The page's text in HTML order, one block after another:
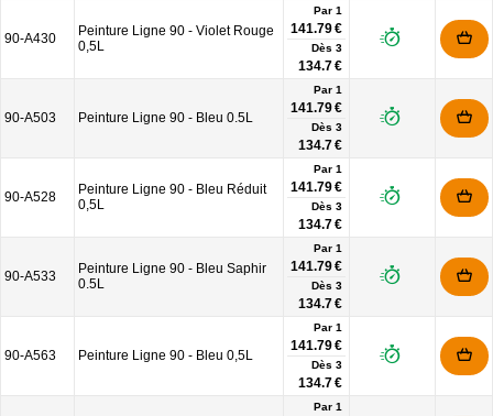
90-A430
Peinture Ligne 90 - Violet Rouge
0,5L
Par 1
141.79 €
Dès 3
134.7 €
90-A503 Peinture Ligne 90 - Bleu 0.5L
Par 1
141.79 €
Dès 3
134.7 €
90-A528
Peinture Ligne 90 - Bleu Réduit
0,5L
Par 1
141.79 €
Dès 3
134.7 €
90-A533
Peinture Ligne 90 - Bleu Saphir
0.5L
Par 1
141.79 €
Dès 3
134.7 €
90-A563 Peinture Ligne 90 - Bleu 0,5L
Par 1
141.79 €
Dès 3
134.7 €
Par 1